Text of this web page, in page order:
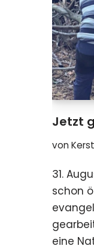
Jetzt
von
31.
schon
eine